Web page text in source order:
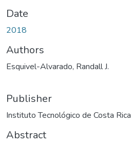
Date
2018
Authors
Esquivel-Alvarado, Randall J.
Publisher
Instituto Tecnológico de Costa Rica
Abstract